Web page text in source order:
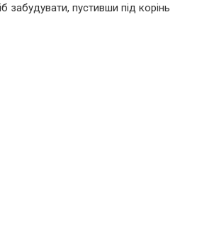
забудувати, пустивши під корінь